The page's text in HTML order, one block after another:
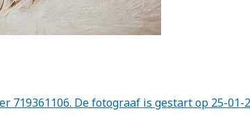
719361106. De fotograaf is gestart op 25-01-